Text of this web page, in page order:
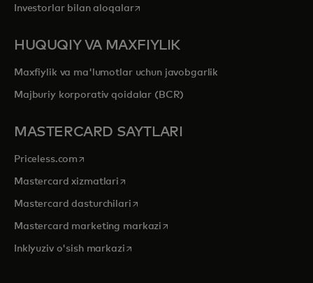
Investorlar bilan aloqalaropens in a new tab
HUQUQIY VA MAXFIYLIK
Maxfiylik va ma'lumotlar uchun javobgarlik
Majburiy korporativ qoidalar (BCR)
MASTERCARD SAYTLARI
Priceless.com opens in a new tab
Mastercard xizmatlari opens in a new tab
Mastercard dasturchilariopens in a new tab
Mastercard marketing markazi opens in a new tab
Inklyuziv o'sish markaziopens in a new tab